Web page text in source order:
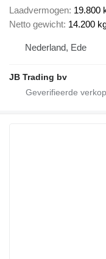
Laadvermogen 19.800
Netto gewicht 14.200
Nederland, Ede
JB Trading bv